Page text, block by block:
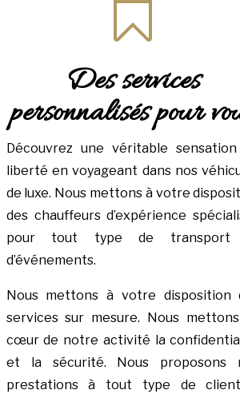

Des services
personnalisés pour
Découvrez une véritable
liberté en voyageant dans nos
de luxe. Nous mettons à votre
des chauffeurs d’expérience
pour tout type de
d’événements.
Nous mettons à votre disposition
services sur mesure. Nous
cœur de notre activité la
et la sécurité. Nous proposons
prestations à tout type de